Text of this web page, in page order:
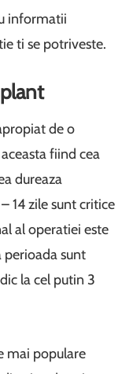
informatii
ti se potriveste.
de o
fiind cea
dureaza
14 zile sunt critice
al operatiei este
perioada sunt
la cel putin 3
mai populare